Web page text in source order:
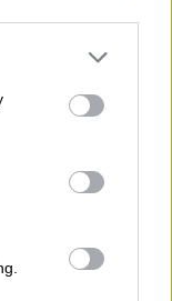
or more Google
You may click to
party tags to
in below Google